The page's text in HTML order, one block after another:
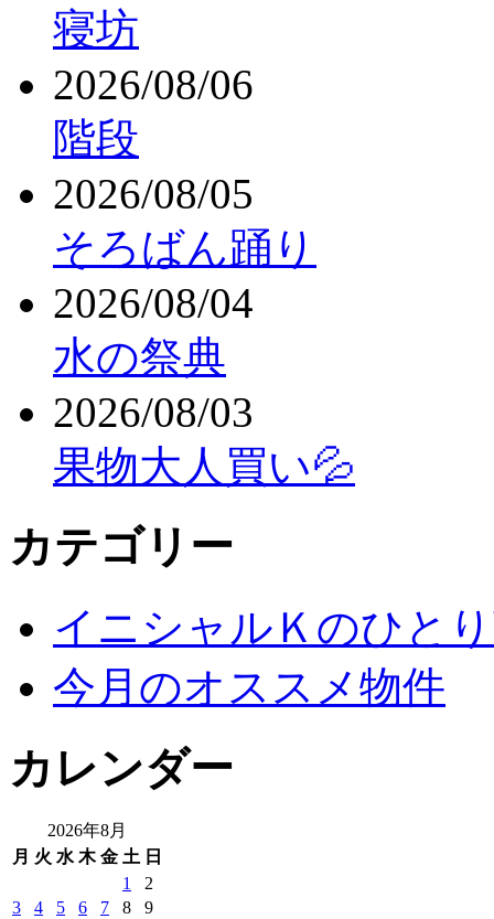
寝坊
2026/08/06
階段
2026/08/05
そろばん踊り
2026/08/04
水の祭典
2026/08/03
果物大人買い💦
カテゴリー
イニシャルＫのひと
今月のオススメ物件
カレンダー
2026年8月
月 火 水 木 金 土 日
1
2
3
4 5 6 7 8 9